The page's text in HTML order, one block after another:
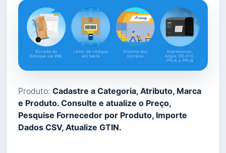
Produto: Cadastre a Categoria, Atributo, Marca
e Produto. Consulte e atualize o Preço,
Pesquise Fornecedor por Produto, Importe
Dados CSV, Atualize GTIN.